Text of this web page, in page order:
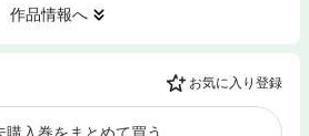
作品情報へ
お気に入り登録